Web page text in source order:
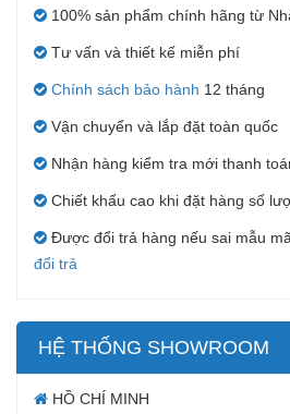
100% sản phẩm chính hãng từ
Tư vấn và thiết kế miễn phí
Chính sách bảo hành 12 tháng
Vận chuyển và lắp đặt toàn quốc
Nhận hàng kiểm tra mới thanh
Chiết khấu cao khi đặt hàng số
Được đổi trả hàng nếu sai mẫu
đổi trả
HỆ THỐNG SHOWROOM
HỒ CHÍ MINH